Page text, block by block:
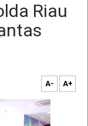
Riau
A- A+